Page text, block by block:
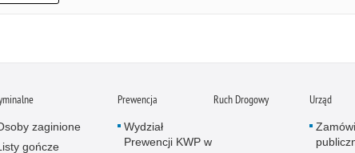
zaginione
gończe
Prewencja
Wydział
Prewencji KWP w
Ruch Drogowy Urząd